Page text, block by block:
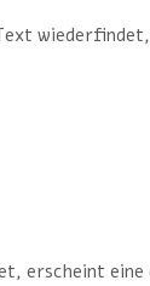
erscheint